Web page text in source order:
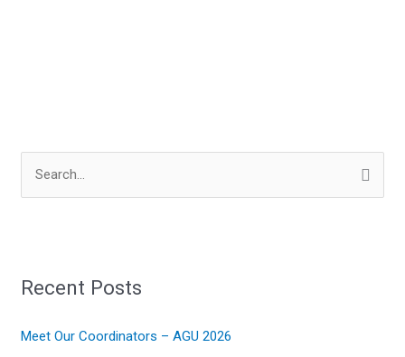
c
f
Recent Posts
Meet Our Coordinators – AGU 2026